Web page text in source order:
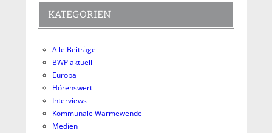
KATEGORIEN
Alle Beiträge
BWP aktuell
Europa
Hörenswert
Interviews
Kommunale Wärmewende
Medien